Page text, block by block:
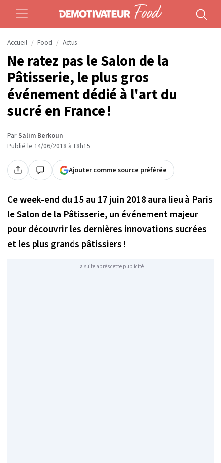
Accueil Food Actus
Ne ratez pas le Salon de la
Pâtisserie, le plus gros
événement dédié à l'art du
sucré en France !
ParSalim Berkoun
Publié le 14/06/2018 à 18h15
Ajouter comme source préférée
Ce week-end du 15 au 17 juin 2018 aura lieu à Paris
le Salon de la Pâtisserie, un événement majeur
pour découvrir les dernières innovations sucrées
et les plus grands pâtissiers !
La suite après cette publicité